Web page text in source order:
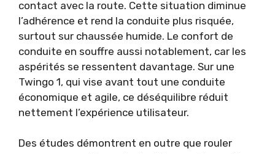
contact avec la route. Cette situation diminue
l’adhérence et rend la conduite plus risquée,
surtout sur chaussée humide. Le confort de
conduite en souffre aussi notablement, car les
aspérités se ressentent davantage. Sur une
Twingo 1, qui vise avant tout une conduite
économique et agile, ce déséquilibre réduit
nettement l’expérience utilisateur.
Des études démontrent en outre que rouler